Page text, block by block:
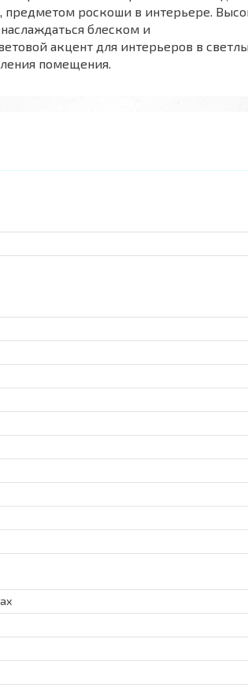
предметом роскоши в интерьере.
блеском и
акцент для интерьеров в
помещения.